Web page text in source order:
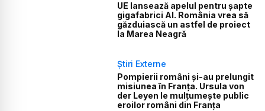
UE lansează apelul pentru șapte
gigafabrici AI. România vrea să
găzduiască un astfel de proiect
la Marea Neagră
Știri Externe
Pompierii români și-au prelungit
misiunea în Franța. Ursula von
der Leyen le mulțumește public
eroilor români din Franța